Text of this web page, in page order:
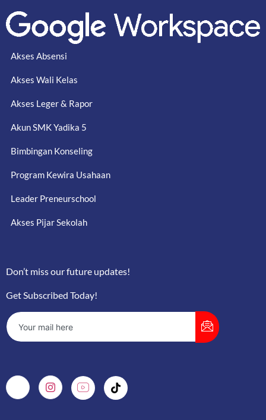
Akses Absensi
Akses Wali Kelas
Akses Leger & Rapor
Akun SMK Yadika 5
Bimbingan Konseling
Program Kewira Usahaan
Leader Preneurschool
Akses Pijar Sekolah
Don’t miss our future updates!
Get Subscribed Today!